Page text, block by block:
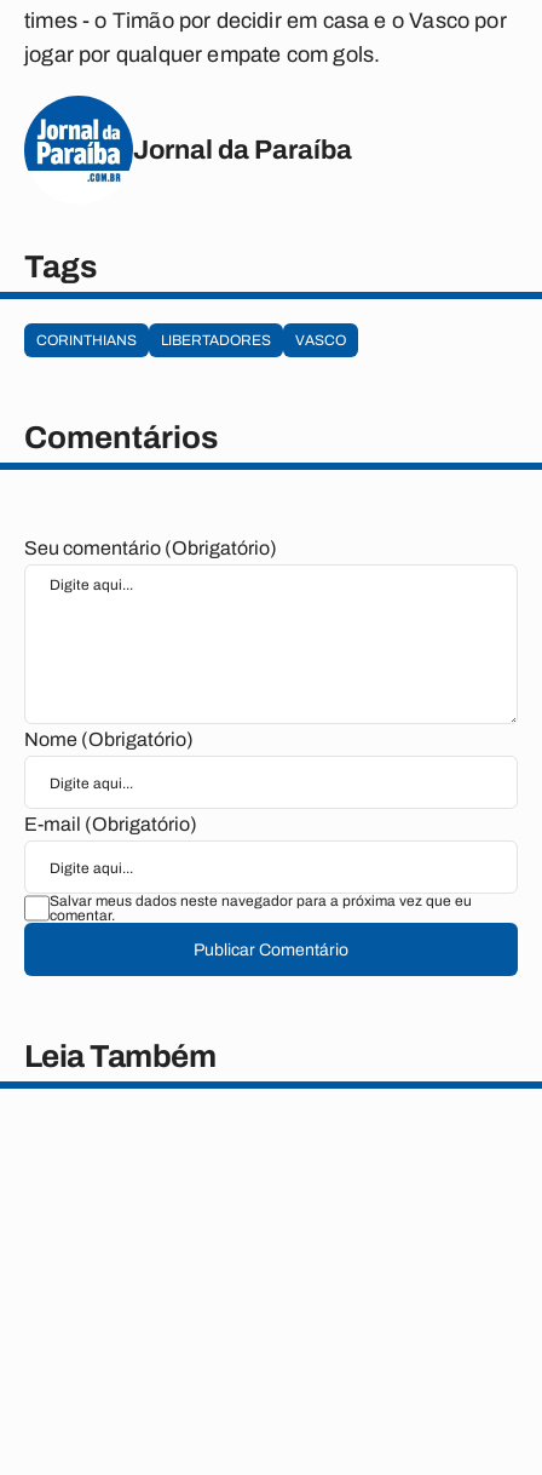
times - o Timão por decidir em casa e o Vasco por
jogar por qualquer empate com gols.
Jornal da Paraíba
Tags
CORINTHIANS LIBERTADORES VASCO
Comentários
Seu comentário (Obrigatório)
Nome (Obrigatório)
E-mail (Obrigatório)
Salvar meus dados neste navegador para a próxima vez que eu
comentar.
Publicar Comentário
Leia Também